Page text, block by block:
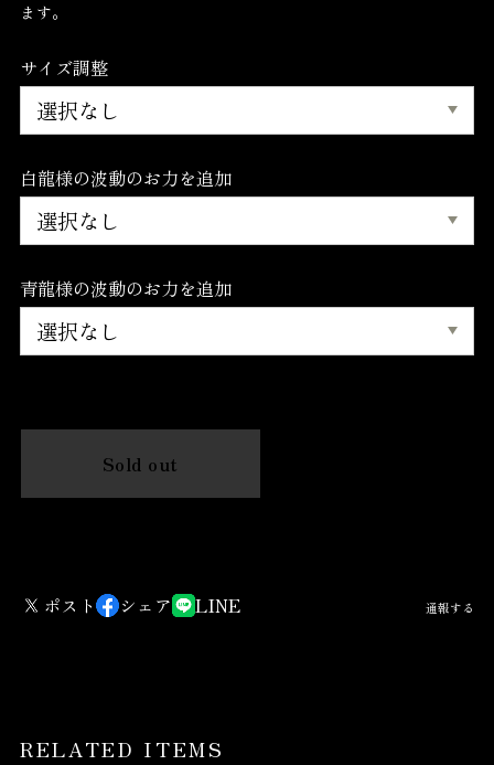
ます。
サイズ調整
白龍様の波動のお力を追加
青龍様の波動のお力を追加
Sold out
ポスト シェア LINE 通報する
RELATED ITEMS